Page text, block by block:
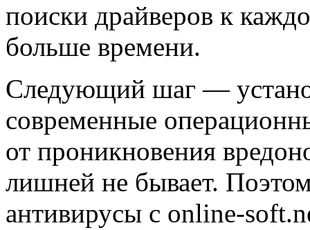
поиски драйверов к
больше времени.
Следующий шаг —
современные
от проникновения
лишней не бывает.
антивирусы с online-